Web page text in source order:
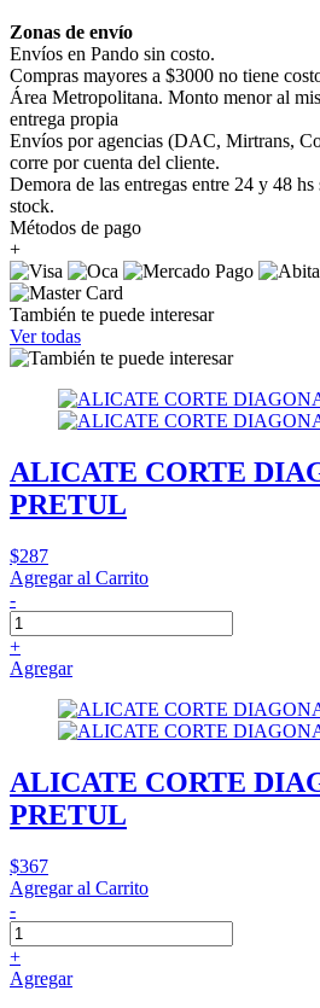
Zonas de envío
Envíos en Pando sin costo.
Compras mayores a $3000 no tiene
Área Metropolitana. Monto menor al
entrega propia
Envíos por agencias (DAC, Mirtrans,
corre por cuenta del cliente.
Demora de las entregas entre 24 y 48
stock.
Métodos de pago
+
También te puede interesar
Ver todas
ALICATE CORTE
PRETUL
$287
Agregar al Carrito
-
+
Agregar
ALICATE CORTE
PRETUL
$367
Agregar al Carrito
-
+
Agregar